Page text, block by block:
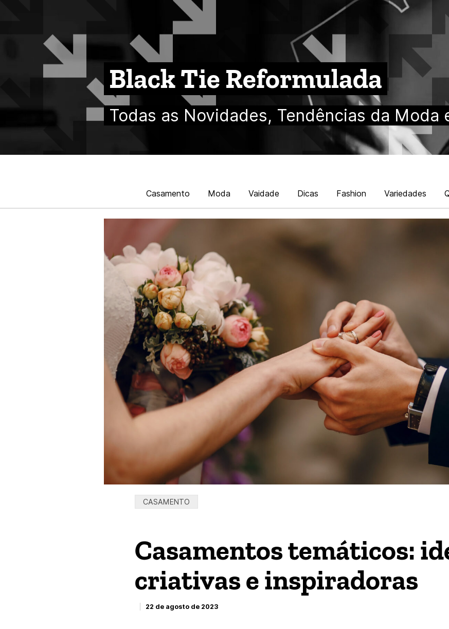
Black Tie Reformulada
Todas as Novidades, Tendências da Moda
Casamento Moda Vaidade Dicas Fashion Variedades
Categorias:
CASAMENTO
Casamentos temáticos:
criativas e inspiradoras
22 de agosto de 2023